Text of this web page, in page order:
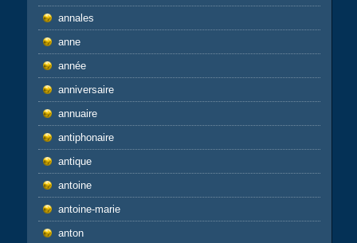
annales
anne
année
anniversaire
annuaire
antiphonaire
antique
antoine
antoine-marie
anton